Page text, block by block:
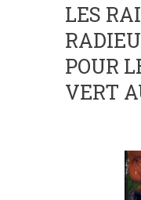
LES
POUR
VERT